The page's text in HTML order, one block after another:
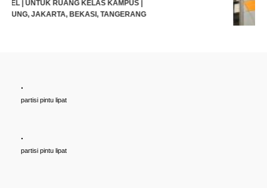
HOTEL, Ruang Meeting Dll, JAKARTA, BANDUNG, BEKASI,
.
partisi pintu lipat
.
partisi pintu lipat